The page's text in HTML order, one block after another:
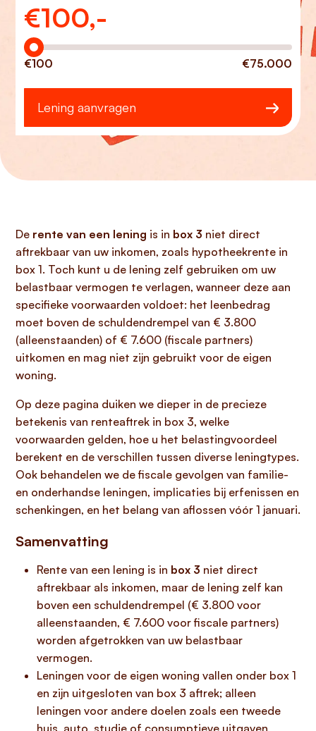
€100,-
Hoeveel wilt u lenen?
€100 €75.000
Lening aanvragen
De rente van een lening is in box 3 niet direct
aftrekbaar van uw inkomen, zoals hypotheekrente in
box 1. Toch kunt u de lening zelf gebruiken om uw
belastbaar vermogen te verlagen, wanneer deze aan
specifieke voorwaarden voldoet: het leenbedrag
moet boven de schuldendrempel van € 3.800
(alleenstaanden) of € 7.600 (fiscale partners)
uitkomen en mag niet zijn gebruikt voor de eigen
woning.
Op deze pagina duiken we dieper in de precieze
betekenis van renteaftrek in box 3, welke
voorwaarden gelden, hoe u het belastingvoordeel
berekent en de verschillen tussen diverse leningtypes.
Ook behandelen we de fiscale gevolgen van familie-
en onderhandse leningen, implicaties bij erfenissen en
schenkingen, en het belang van aflossen vóór 1 januari.
Samenvatting
Rente van een lening is in box 3 niet direct
aftrekbaar als inkomen, maar de lening zelf kan
boven een schuldendrempel (€ 3.800 voor
alleenstaanden, € 7.600 voor fiscale partners)
worden afgetrokken van uw belastbaar
vermogen.
Leningen voor de eigen woning vallen onder box 1
en zijn uitgesloten van box 3 aftrek; alleen
leningen voor andere doelen zoals een tweede
huis, auto, studie of consumptieve uitgaven